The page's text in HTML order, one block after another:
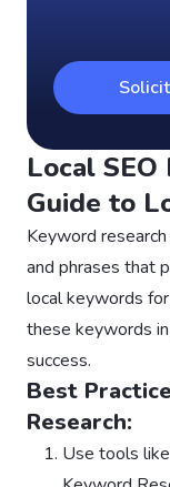
Local
Guide to
Keyword
and phrases that
local keywords
these keywords
success.
Best
Research:
Use tools